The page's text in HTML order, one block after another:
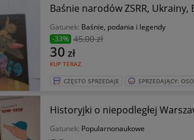
Baśnie narodów ZSRR, Ukrainy,
Gatunek: Baśnie, podania i legendy
-33% 45,00 zł
KUP TERAZ
30 zł
CZĘSTO SPRZEDAJE SPRZEDAJĄCY:
Historyjki o niepodległej
Gatunek: Popularnonaukowe